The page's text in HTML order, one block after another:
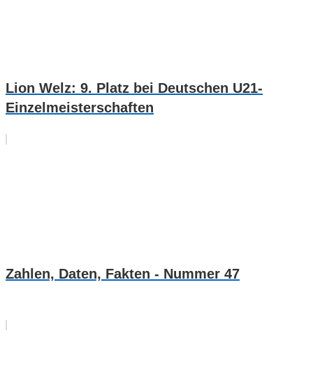
Lion Welz: 9. Platz bei Deutschen U21-
Einzelmeisterschaften
Zahlen, Daten, Fakten - Nummer 47